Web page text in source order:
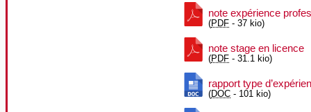
note expérience
(PDF - 37 kio)
note stage en licence
(PDF - 31.1 kio)
rapport type
(DOC - 101 kio)